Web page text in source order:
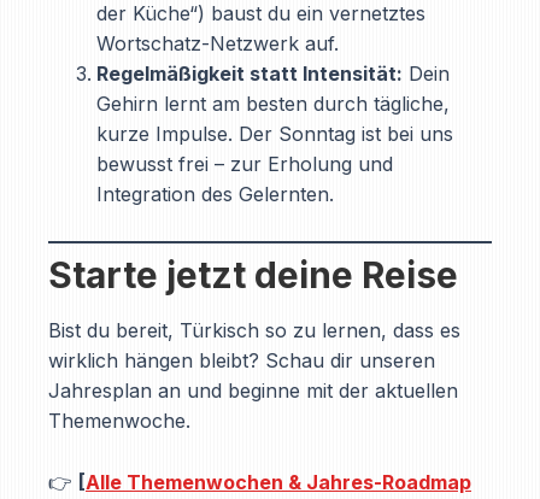
der Küche“) baust du ein vernetztes
Wortschatz-Netzwerk auf.
Regelmäßigkeit statt Intensität: Dein
Gehirn lernt am besten durch tägliche,
kurze Impulse. Der Sonntag ist bei uns
bewusst frei – zur Erholung und
Integration des Gelernten.
Starte jetzt deine Reise
Bist du bereit, Türkisch so zu lernen, dass es
wirklich hängen bleibt? Schau dir unseren
Jahresplan an und beginne mit der aktuellen
Themenwoche.
👉 [Alle Themenwochen & Jahres-Roadmap